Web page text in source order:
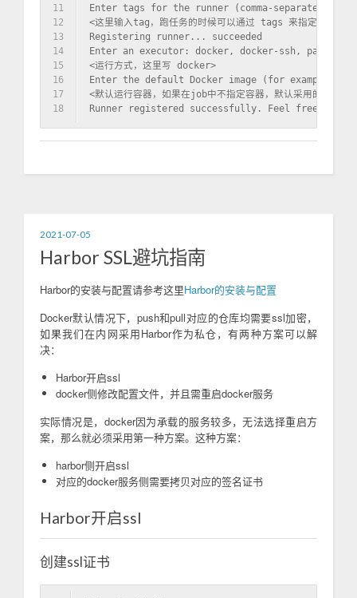
11
12
13
14
15
16
17
18
Enter tags for the runner (comma-separated):
<这里输入tag，跑任务的时候可以通过 tags 来指定>
Registering runner... succeeded
Enter an executor: docker, docker-ssh,
<运行方式，这里写 docker>
Enter the default Docker image (for example,
<默认运行容器，如果在job中不指定容器，默认采用的运行
Runner registered successfully. Feel free to
2021-07-05
Harbor SSL避坑指南
Harbor的安装与配置请参考这里Harbor的安装与配置
Docker默认情况下，push和pull对应的仓库均需要ssl加密，
如果我们在内网采用Harbor作为私仓，有两种方案可以解
决：
Harbor开启ssl
docker侧修改配置文件，并且需重启docker服务
实际情况是，docker因为承载的服务较多，无法选择重启方
案，那么就必须采用第一种方案。这种方案：
harbor侧开启ssl
对应的docker服务侧需要拷贝对应的签名证书
Harbor开启ssl
创建ssl证书